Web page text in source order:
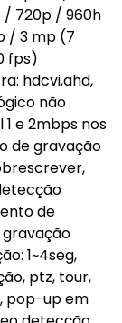
/ 720p / 960h
/ 3 mp (7
fps)
hdcvi,ahd,
não
e 2mbps nos
de gravação
de
1~4seg,
ptz, tour,
pop-up em